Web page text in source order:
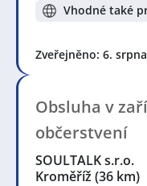
Vhodné také
Zveřejněno: 6. srpna
Obsluha v
občerstvení
SOULTALK s.r.o.
Kroměříž (36 km)